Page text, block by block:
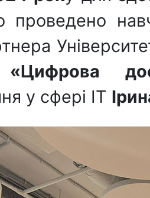
проведено
«Цифрова
у сфері IT